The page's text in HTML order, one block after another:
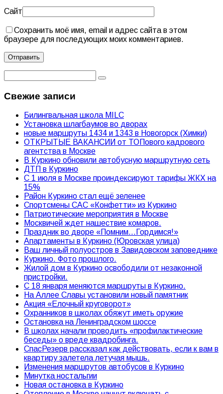
Сайт
Сохранить моё имя, email и адрес сайта в этом
браузере для последующих моих комментариев.
Свежие записи
Билингвальная школа MILC
Установка шлагбаумов во дворах
новые маршруты 1434 и 1343 в Новогорск (Химки)
ОТКРЫТЫЕ ВАКАНСИИ от ТОПового кадрового
агентства в Москве
В Куркино обновили автобусную маршрутную сеть
ДТП в Куркино
С 1 июля в Москве проиндексируют тарифы ЖКХ на
15%
Район Куркино стал ещё зеленее
Спортсмены САС «Конфетти» из Куркино
Патриотические мероприятия в Москве
Москвичей ждет нашествие комаров.
Праздник во дворе «Помним…Гордимся!»
Апартаменты в Куркино (Юровская улица)
Ваш личный полуостров в Завидовском заповеднике
Куркино. Фото прошлого.
Жилой дом в Куркино освободили от незаконной
пристройки.
С 18 января меняются маршруты в Куркино.
На Аллее Славы установили новый памятник
Акция «Елочный круговорот»
Охранников в школах обяжут иметь оружие
Остановка на Ленинградском шоссе
В школах начали проводить «профилактические
беседы» о вреде квадробинга.
СпасРезерв рассказал как действовать, если к вам в
квартиру залетела летучая мышь.
Изменения маршрутов автобусов в Куркино
Минутка ностальгии
Новая остановка в Куркино